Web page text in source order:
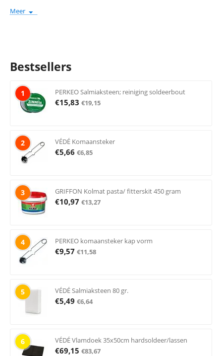
Soldeer benodigdheden bestellen bij
Delville.nl
dat u altijd in huis haalt wat nodig is
van onze goede service en scherpe prijzen voor jouw soldeer
Meer
Bestsellers
1 PERKEO Salmiaksteen; reiniging soldeerbout
€15,83 €19,15
2 VÉDÉ Komaansteker
€5,66 €6,85
3 GRIFFON Kolmat pasta/ fitterskit 450 gram
€10,97 €13,27
4 PERKEO komaansteker kap vorm
€9,57 €11,58
5 VÉDÉ Salmiaksteen 80 gr.
€5,49 €6,64
6 VÉDÉ Vlamdoek 35x50cm hardsoldeer/lassen
€69,15 €83,67